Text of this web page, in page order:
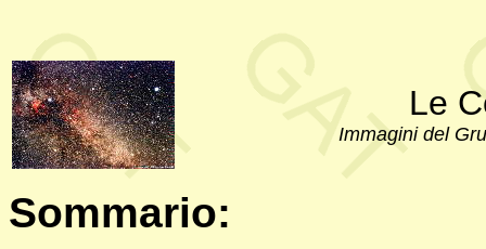
Le
Immagini del
Sommario: